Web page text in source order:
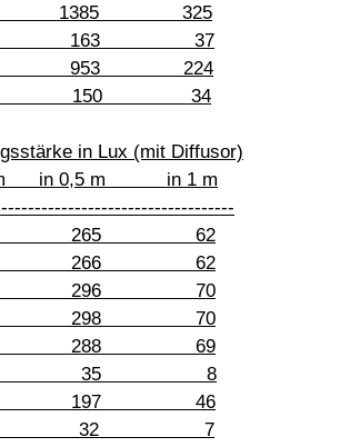
1385 325
163 37
953 224
150 34
in Lux (mit Diffusor)
0,5 m in 1 m
265 62
266 62
296 70
298 70
288 69
35 8
197 46
32 7